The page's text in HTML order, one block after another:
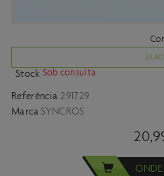
Cor
Stock Sob consulta
Referência 291729
Marca SYNCROS